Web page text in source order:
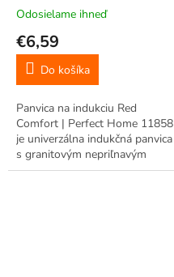
Home 11858
Odosielame ihneď
€6,59
Do košíka
Panvica na indukciu Red
Comfort | Perfect Home 11858
je univerzálna indukčná panvica
s granitovým nepriľnavým
povrchom. Priemer 20 cm,